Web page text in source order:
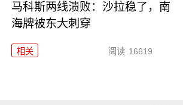
马科斯两线溃败：沙拉稳了，南
海牌被东大刺穿
相关 阅读 16619